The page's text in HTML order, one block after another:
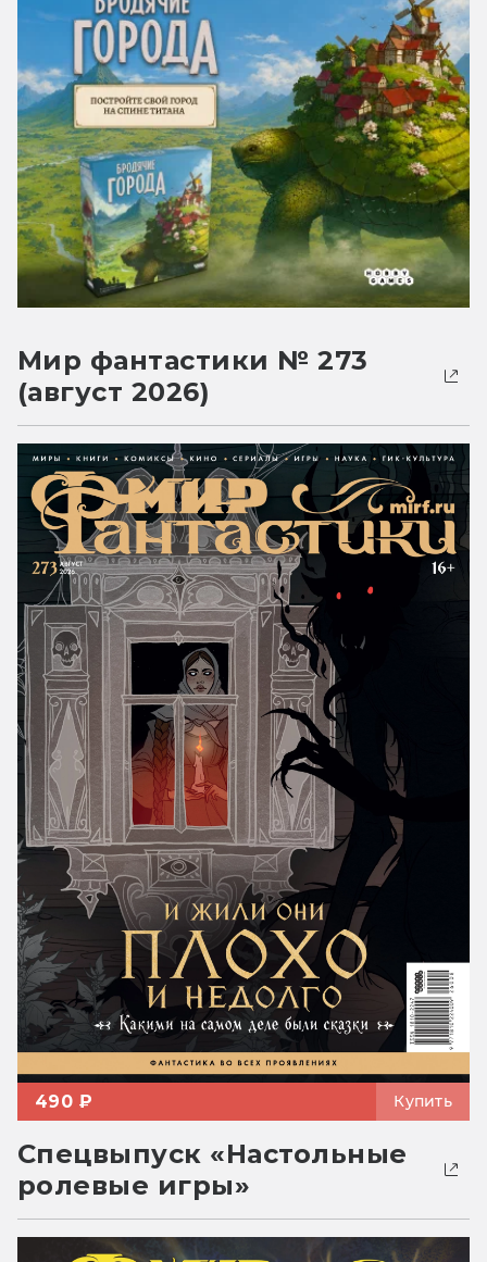
Мир фантастики № 273
(август 2026)
490 ₽ Купить
Спецвыпуск «Настольные
ролевые игры»